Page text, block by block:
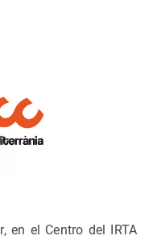
en el Centro del IRTA